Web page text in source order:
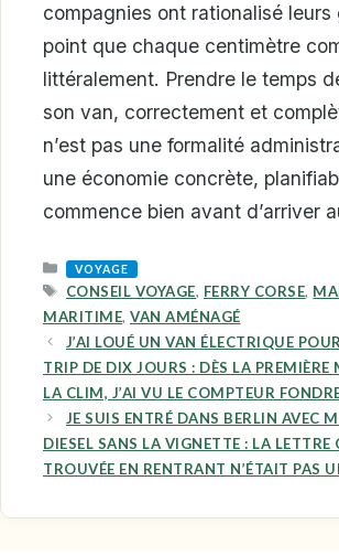
compagnies ont rationalisé leurs
point que chaque centimètre
littéralement. Prendre le temps
son van, correctement et
n’est pas une formalité
une économie concrète,
commence bien avant d’arriver
CATEGORIES
VOYAGE
TAGS
CONSEIL VOYAGE, FERRY CORSE,
MARITIME, VAN AMÉNAGÉ
J’AI LOUÉ UN VAN ÉLECTRIQUE
TRIP DE DIX JOURS : DÈS LA PREMIÈRE
LA CLIM, J’AI VU LE COMPTEUR
JE SUIS ENTRÉ DANS BERLIN AVEC
DIESEL SANS LA VIGNETTE : LA LETTRE
TROUVÉE EN RENTRANT N’ÉTAIT PAS